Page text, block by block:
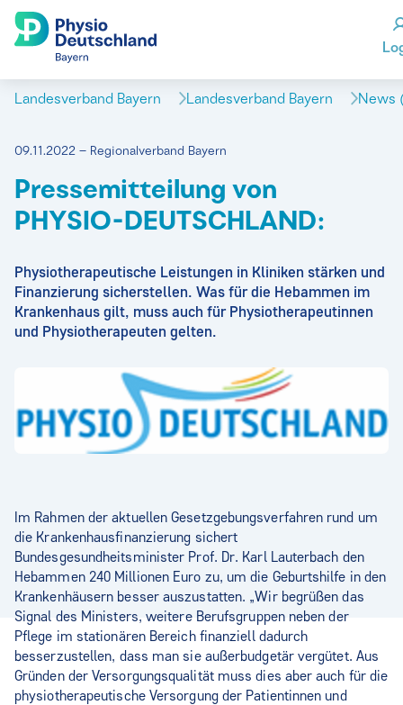
Landesverband Bayern Landesverband Bayern News
09.11.2022 – Regionalverband Bayern
Pressemitteilung von
PHYSIO-DEUTSCHLAND:
Physiotherapeutische Leistungen in Kliniken stärken und
Finanzierung sicherstellen. Was für die Hebammen im
Krankenhaus gilt, muss auch für Physiotherapeutinnen
und Physiotherapeuten gelten.
Im Rahmen der aktuellen Gesetzgebungsverfahren rund um
die Krankenhausfinanzierung sichert
Bundesgesundheitsminister Prof. Dr. Karl Lauterbach den
Hebammen 240 Millionen Euro zu, um die Geburtshilfe in den
Krankenhäusern besser auszustatten. „Wir begrüßen das
Signal des Ministers, weitere Berufsgruppen neben der
Pflege im stationären Bereich finanziell dadurch
besserzustellen, dass man sie außerbudgetär vergütet. Aus
Gründen der Versorgungsqualität muss dies aber auch für die
physiotherapeutische Versorgung der Patientinnen und